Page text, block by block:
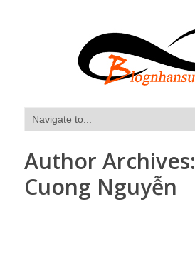
Author Archives:
Cuong Nguyễn